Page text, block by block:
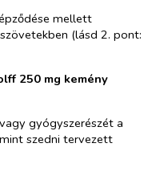
mellett
(lásd 2. pont:
250 mg kemény
gyógyszerészét a
szedni tervezett